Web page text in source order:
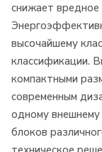
снижает
высочайшему
классификации.
компактными
современным
одному
блоков